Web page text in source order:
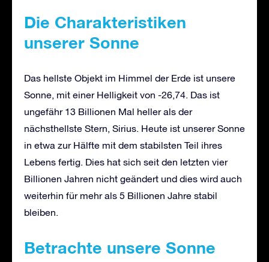
Die Charakteristiken
unserer Sonne
Das hellste Objekt im Himmel der Erde ist unsere
Sonne, mit einer Helligkeit von -26,74. Das ist
ungefähr 13 Billionen Mal heller als der
nächsthellste Stern, Sirius. Heute ist unserer Sonne
in etwa zur Hälfte mit dem stabilsten Teil ihres
Lebens fertig. Dies hat sich seit den letzten vier
Billionen Jahren nicht geändert und dies wird auch
weiterhin für mehr als 5 Billionen Jahre stabil
bleiben.
Betrachte unsere Sonne